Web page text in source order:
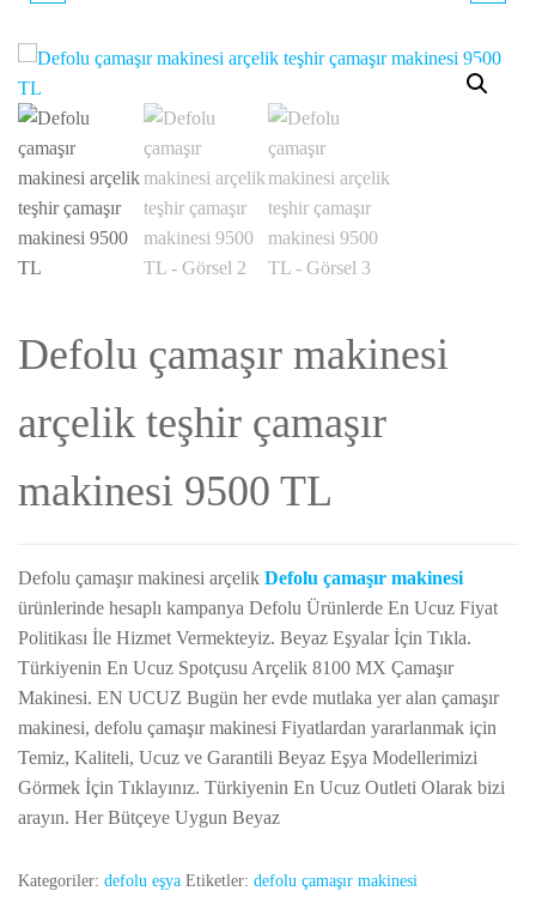
SEBEBIYLE
DEĞERLIDIR
ALÜMINYUM ARKA
KAPISI
Defolu çamaşır makinesi
arçelik teşhir çamaşır
makinesi 9500 TL
Defolu çamaşır makinesi arçelik Defolu çamaşır makinesi
ürünlerinde hesaplı kampanya Defolu Ürünlerde En Ucuz Fiyat
Politikası İle Hizmet Vermekteyiz. Beyaz Eşyalar İçin Tıkla.
Türkiyenin En Ucuz Spotçusu Arçelik 8100 MX Çamaşır
Makinesi. EN UCUZ Bugün her evde mutlaka yer alan çamaşır
makinesi, defolu çamaşır makinesi Fiyatlardan yararlanmak için
Temiz, Kaliteli, Ucuz ve Garantili Beyaz Eşya Modellerimizi
Görmek İçin Tıklayınız. Türkiyenin En Ucuz Outleti Olarak bizi
arayın. Her Bütçeye Uygun Beyaz
Kategoriler: defolu eşya Etiketler: defolu çamaşır makinesi